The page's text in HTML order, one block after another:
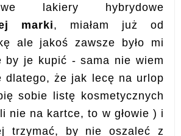
lakiery hybrydowe
marki, miałam już od
ale jakoś zawsze było mi
by je kupić - sama nie wiem
dlatego, że jak lecę na urlop
sobie listę kosmetycznych
nie na kartce, to w głowie ) i
trzymać, by nie oszaleć z